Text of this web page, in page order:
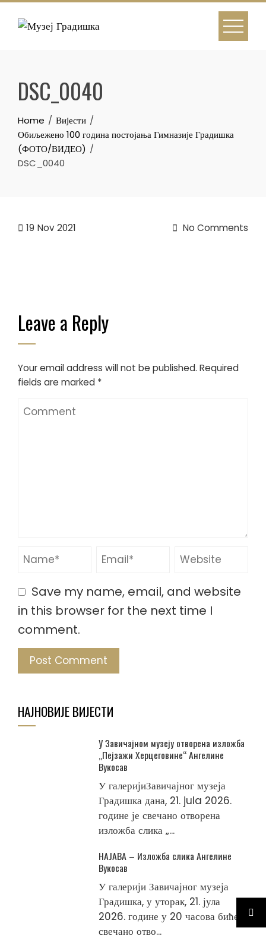
Skip
DSC_0040
Home
Вијести
Обиљежено 100 година постојања Гимназије Градишка
(ФОТО/ВИДЕО)
DSC_0040
19 Nov 2021 No Comments
Leave a Reply
Your email address will not be published. Required
fields are marked *
Save my name, email, and website
in this browser for the next time I
comment.
НАЈНОВИЈЕ ВИЈЕСТИ
У Завичајном музеју отворена изложба
„Пејзажи Херцеговине“ Ангелине
Вукосав
У галеријиЗавичајног музеја
Градишка дана, 21. jula 2026.
године је свечано отворена
изложба слика „...
НАЈАВА – Изложба слика Ангелине
Вукосав
У галерији Завичајног музеја
Градишка, у уторак, 21. јула
2026. године у 20 часова биће
свечано отво...